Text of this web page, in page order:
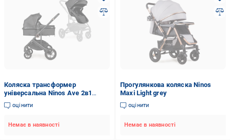
Коляска трансформер
універсальна Ninos Ave 2в1
Black (NAV2026BL)
оцінити
Немає в наявності
Прогулянкова коляска Ninos
Maxi Light grey
оцінити
Немає в наявності